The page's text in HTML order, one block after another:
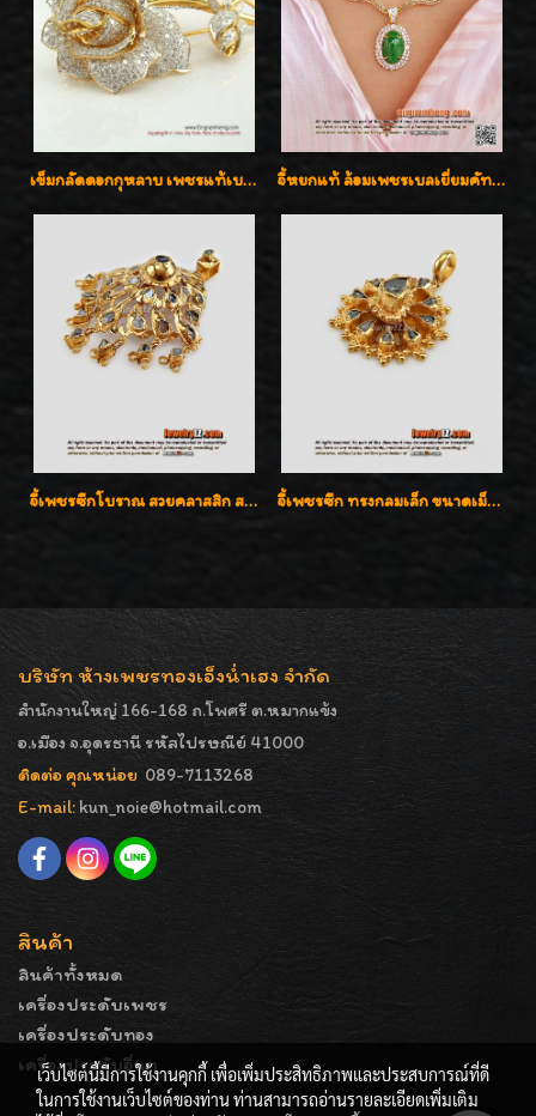
เข็มกลัดดอกกุหลาบ เพชรแท้เบลเยี่ยมคัต งานปราณีตค่ะ จี้หยกแท้ ล้อมเพชรเบลเยี่ยมคัท ราคาพิเศษไม่แพงค่ะ
จี้เพชรซีกโบราณ สวยคลาสสิก สภาพสมบูรณ์สุดๆค่ะ จี้เพชรซีก ทรงกลมเล็ก ขนาดเม็ดกระดุม สวยๆ
บริษัท ห้างเพชรทองเอ็งน่ำเฮง จำกัด
สำนักงานใหญ่ 166-168 ถ.โพศรี ต.หมากแข้ง
อ.เมือง จ.อุดรธานี รหัสไปรษณีย์ 41000
ติดต่อ คุณหน่อย 089-7113268
E-mail: kun_noie@hotmail.com
สินค้า
สินค้าทั้งหมด
เครื่องประดับเพชร
เครื่องประดับทอง
เครื่องประดับอื่นๆ
เว็บไซต์นี้มีการใช้งานคุกกี้ เพื่อเพิ่มประสิทธิภาพและประสบการณ์ที่ดี
ในการใช้งานเว็บไซต์ของท่าน ท่านสามารถอ่านรายละเอียดเพิ่มเติม